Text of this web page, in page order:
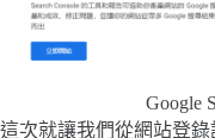
Google
這次就讓我們從網站登